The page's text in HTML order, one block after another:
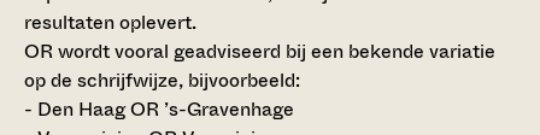
resultaten oplevert.
OR wordt vooral geadviseerd bij een bekende variatie
op de schrijfwijze, bijvoorbeeld:
- Den Haag OR ’s-Gravenhage